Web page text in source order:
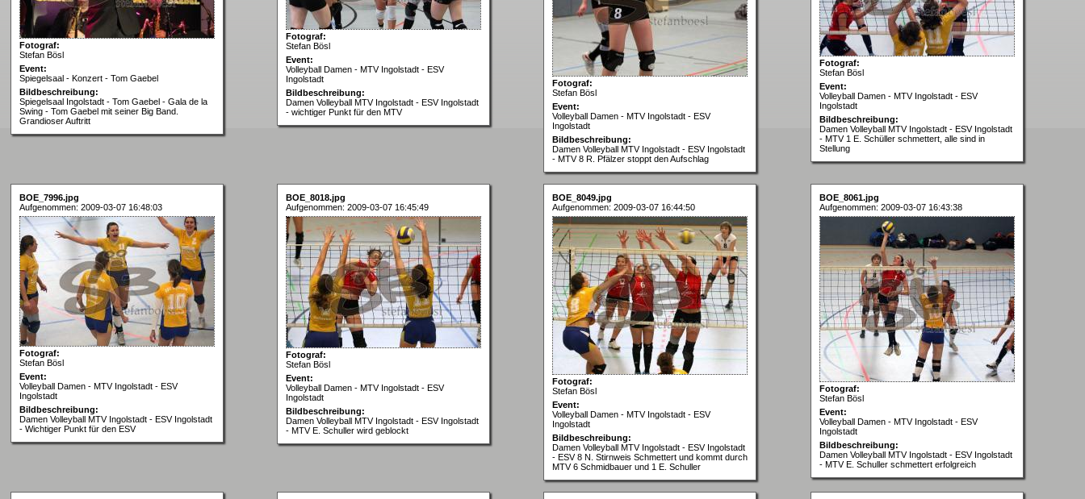
Fotograf:
Stefan Bösl
Event:
Spiegelsaal - Konzert - Tom Gaebel
Bildbeschreibung:
Spiegelsaal Ingolstadt - Tom Gaebel - Gala de la
Swing - Tom Gaebel mit seiner Big Band.
Grandioser Auftritt
Fotograf:
Stefan Bösl
Event:
Volleyball Damen - MTV Ingolstadt - ESV
Ingolstadt
Bildbeschreibung:
Damen Volleyball MTV Ingolstadt - ESV Ingolstadt
- wichtiger Punkt für den MTV
Fotograf:
Stefan Bösl
Event:
Volleyball Damen - MTV Ingolstadt - ESV
Ingolstadt
Bildbeschreibung:
Damen Volleyball MTV Ingolstadt - ESV Ingolstadt
- MTV 8 R. Pfälzer stoppt den Aufschlag
Fotograf:
Stefan Bösl
Event:
Volleyball Damen - MTV Ingolstadt - ESV
Ingolstadt
Bildbeschreibung:
Damen Volleyball MTV Ingolstadt - ESV Ingolstadt
- MTV 1 E. Schüller schmettert, alle sind in
Stellung
BOE_7996.jpg
Aufgenommen: 2009-03-07 16:48:03
Fotograf:
Stefan Bösl
Event:
Volleyball Damen - MTV Ingolstadt - ESV
Ingolstadt
Bildbeschreibung:
Damen Volleyball MTV Ingolstadt - ESV Ingolstadt
- Wichtiger Punkt für den ESV
BOE_8018.jpg
Aufgenommen: 2009-03-07 16:45:49
Fotograf:
Stefan Bösl
Event:
Volleyball Damen - MTV Ingolstadt - ESV
Ingolstadt
Bildbeschreibung:
Damen Volleyball MTV Ingolstadt - ESV Ingolstadt
- MTV E. Schuller wird geblockt
BOE_8049.jpg
Aufgenommen: 2009-03-07 16:44:50
Fotograf:
Stefan Bösl
Event:
Volleyball Damen - MTV Ingolstadt - ESV
Ingolstadt
Bildbeschreibung:
Damen Volleyball MTV Ingolstadt - ESV Ingolstadt
- ESV 8 N. Stirnweis Schmettert und kommt durch
MTV 6 Schmidbauer und 1 E. Schuller
BOE_8061.jpg
Aufgenommen: 2009-03-07 16:43:38
Fotograf:
Stefan Bösl
Event:
Volleyball Damen - MTV Ingolstadt - ESV
Ingolstadt
Bildbeschreibung:
Damen Volleyball MTV Ingolstadt - ESV Ingolstadt
- MTV E. Schuller schmettert erfolgreich